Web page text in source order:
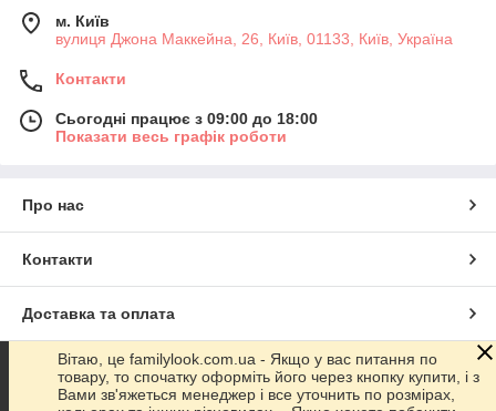
м. Київ
вулиця Джона Маккейна, 26, Київ, 01133, Київ, Україна
Контакти
Сьогодні працює з 09:00 до 18:00
Показати весь графік роботи
Про нас
Контакти
Доставка та оплата
Графік роботи
Вітаю, це familylook.com.ua - Якщо у вас питання по
товару, то спочатку оформіть його через кнопку купити, і з
Вами зв'яжеться менеджер і все уточнить по розмірах,